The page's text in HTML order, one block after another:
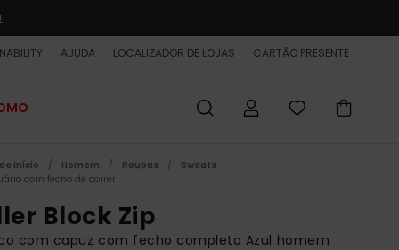
AJUDA LOCALIZADOR DE LOJAS CARTÃO PRESENTE
início Homem Roupas
Sweats
com fecho de correr
Block Zip
com capuz com fecho completo Azul homem